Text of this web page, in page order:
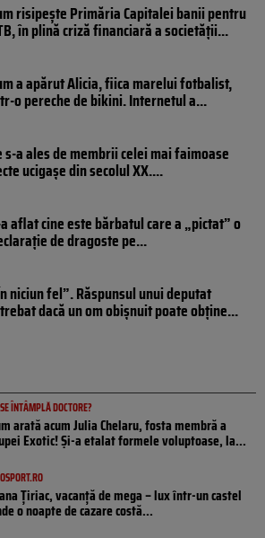
risipește Primăria Capitalei banii pentru
în plină criză financiară a societății...
a apărut Alicia, fiica marelui fotbalist,
o pereche de bikini. Internetul a...
s-a ales de membrii celei mai faimoase
ucigașe din secolul XX....
aflat cine este bărbatul care a „pictat” o
de dragoste pe...
niciun fel”. Răspunsul unui deputat
dacă un om obișnuit poate obține...
ÎNTÂMPLĂ DOCTORE?
arată acum Julia Chelaru, fosta membră a
Exotic! Și-a etalat formele voluptoase, la...
Țiriac, vacanță de mega – lux într-un castel
o noapte de cazare costă...